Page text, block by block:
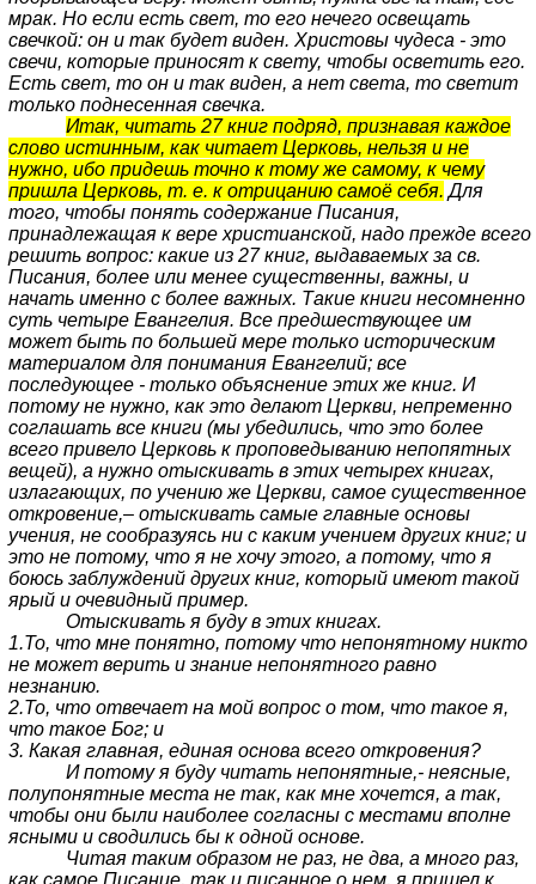
мрак. Но если есть свет, то его нечего освещать
свечкой: он и так будет виден. Христовы чудеса - это
свечи, которые приносят к светy, чтобы осветить его.
Есть свет, то он и так виден, а нет света, то светит
только поднесенная свечка.
Итак, читать 27 книг подряд, признавая каждое
слово истинным, как читает Церковь, нельзя и не
нужно, ибо придешь точно к тому же самому, к чему
пришла Церковь, т. е. к отрицанию самоё себя. Для
того, чтобы понять содержание Писания,
принадлежащая к вере христианской, надо прежде всего
решить вопрос: какие из 27 книг, выдаваемых за св.
Писания, более или менее существенны, важны, и
начать именно с более важных. Такие книги несомненно
суть четыре Евангелия. Все предшествующее им
может быть по большей мере только историческим
материалом для понимания Евангелий; все
последующее - только объяснение этих же книг. И
потому не нужно, как это делают Церкви, непременно
соглашать все книги (мы убедились, что это более
всего привело Церковь к проповедыванию непопятных
вещей), а нужно отыскивать в этих четырех книгах,
излагающих, по учению же Церкви, самое существенное
откровение,– отыскивать самые главные основы
учения, не сообразуясь ни с каким учением других книг; и
это не потому, что я не хочу этого, а потому, что я
боюсь заблуждений других книг, который имеют такой
ярый и очевидный пример.
Отыскивать я буду в этих книгах.
1.То, что мне понятно, потому что непонятному никто
не может верить и знание непонятного равно
незнанию.
2.То, что отвечает на мой вопрос о том, что такое я,
что такое Бог; и
3. Какая главная, единая основа всего откровения?
И потому я буду читать непонятные,- неясные,
полупонятные места не так, как мне хочется, а так,
чтобы они были наиболее согласны с местами вполне
ясными и сводились бы к одной основе.
Читая таким образом не раз, не два, а много раз,
как самое Писание, так и писанное о нем, я пришел к